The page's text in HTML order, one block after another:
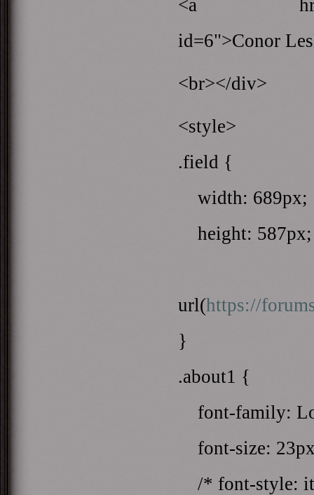
<a
id=6">Conor
<br></div>
<style>
.field {
width: 689px;
height: 587px;
url(https://
}
.about1 {
font-family:
font-size:
/* font-style: